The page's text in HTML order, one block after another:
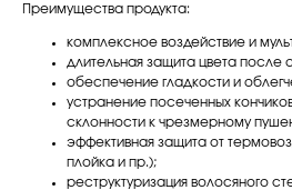
Преимущества продукта:
комплексное воздействие и
длительная защита цвета после
обеспечение гладкости и
устранение посеченных
склонности к чрезмерному
эффективная защита от
плойка и пр.);
реструктуризация волосяного